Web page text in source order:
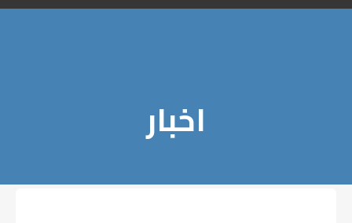
اخبار